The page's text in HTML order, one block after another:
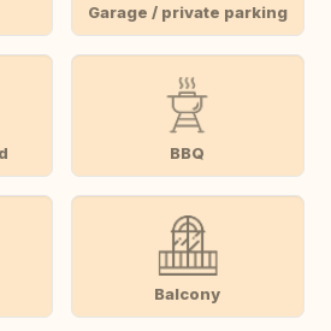
Garage / private parking
BBQ
Balcony